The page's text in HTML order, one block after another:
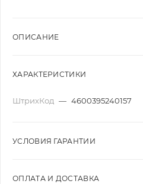
ОПИСАНИЕ
ХАРАКТЕРИСТИКИ
ШтрихКод — 4600395240157
УСЛОВИЯ ГАРАНТИИ
ОПЛАТА И ДОСТАВКА